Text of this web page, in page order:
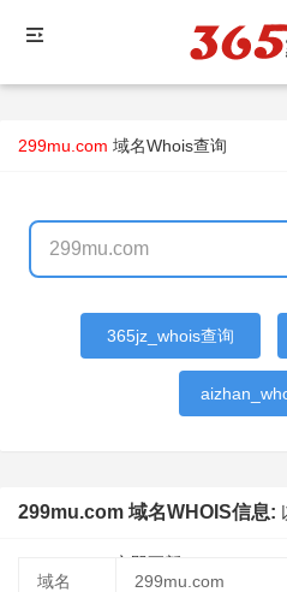
299mu.com 域名Whois查询
365jz_whois查询
299mu.com 域名WHOIS信息:
立即更新
域名
299mu.com